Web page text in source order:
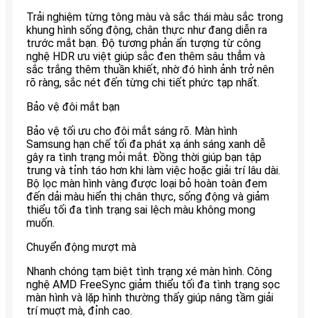
Trải nghiệm từng tông màu và sắc thái màu sắc trong
khung hình sống động, chân thực như đang diễn ra
trước mắt bạn. Độ tương phản ấn tượng từ công
nghệ HDR ưu việt giúp sắc đen thêm sâu thẳm và
sắc trắng thêm thuần khiết, nhờ đó hình ảnh trở nên
rõ ràng, sắc nét đến từng chi tiết phức tạp nhất.
Bảo vệ đôi mắt bạn
Bảo vệ tối ưu cho đôi mắt sáng rõ. Màn hình
Samsung hạn chế tối đa phát xạ ánh sáng xanh dễ
gây ra tình trạng mỏi mắt. Đồng thời giúp bạn tập
trung và tỉnh táo hơn khi làm việc hoặc giải trí lâu dài.
Bộ lọc màn hình vàng được loại bỏ hoàn toàn đem
đến dải màu hiển thị chân thực, sống động và giảm
thiểu tối đa tình trạng sai lệch màu không mong
muốn.
Chuyển động mượt mà
Nhanh chóng tạm biệt tình trạng xé màn hình. Công
nghệ AMD FreeSync giảm thiểu tối đa tình trạng sọc
màn hình và lặp hình thường thấy giúp nâng tầm giải
trí muợt mà, đỉnh cao.